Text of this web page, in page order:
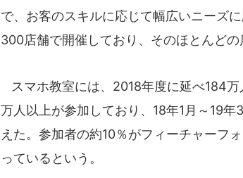
で、お客のスキルに応じて幅広いニーズ
300店舗で開催しており、そのほとんどの
スマホ教室には、2018年度に延べ184
万人以上が参加しており、18年1月～19
えた。参加者の約10％がフィーチャーフ
っているという。